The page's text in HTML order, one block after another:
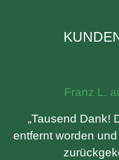
Franz L.
„Tausend Dank!
entfernt worden